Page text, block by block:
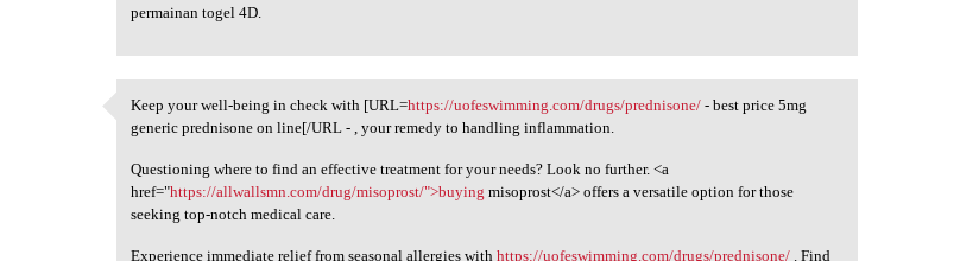
permainan togel 4D.
Keep your well-being in check
Keep your well-being in check with [URL=https://uofeswimming.com/drugs/prednisone/ - best price 5mg
generic prednisone on line[/URL - , your remedy to handling inflammation.
Questioning where to find an effective treatment for your needs? Look no further. <a
href="https://allwallsmn.com/drug/misoprost/">buying misoprost</a> offers a versatile option for those
seeking top-notch medical care.
Experience immediate relief from seasonal allergies withhttps://uofeswimming.com/drugs/prednisone/ . Find